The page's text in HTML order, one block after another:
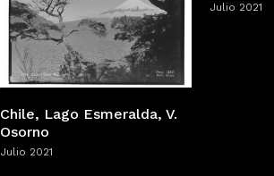
Julio 2021
Chile, Lago Esmeralda, V.
Osorno
Julio 2021